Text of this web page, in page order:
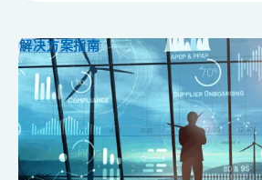
i
l
解决方案指南